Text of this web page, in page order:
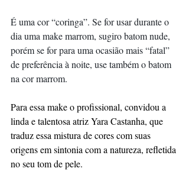
É uma cor “coringa”. Se for usar durante o
dia uma make marrom, sugiro batom nude,
porém se for para uma ocasião mais “fatal”
de preferência à noite, use também o batom
na cor marrom.
Para essa make o profissional, convidou a
linda e talentosa atriz Yara Castanha, que
traduz essa mistura de cores com suas
origens em sintonia com a natureza, refletida
no seu tom de pele.